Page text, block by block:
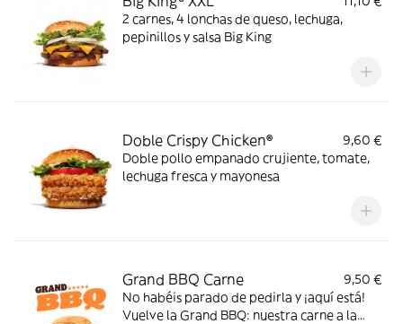
2 carnes, 4 lonchas de queso, lechuga,
pepinillos y salsa Big King
Doble Crispy Chicken®
9,60 €
Doble pollo empanado crujiente, tomate,
lechuga fresca y mayonesa
Grand BBQ Carne
9,50 €
No habéis parado de pedirla y ¡aquí está!
Vuelve la Grand BBQ: nuestra carne a la